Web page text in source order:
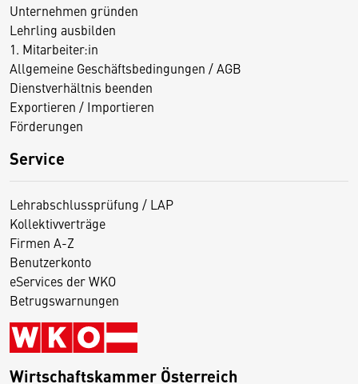
Unternehmen gründen
Lehrling ausbilden
1. Mitarbeiter:in
Allgemeine Geschäftsbedingungen / AGB
Dienstverhältnis beenden
Exportieren / Importieren
Förderungen
Service
Lehrabschlussprüfung / LAP
Kollektivverträge
Firmen A-Z
Benutzerkonto
eServices der WKO
Betrugswarnungen
Wirtschaftskammer Österreich